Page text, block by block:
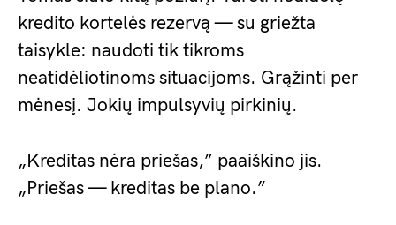
kredito kortelės rezervą — su griežta
taisykle: naudoti tik tikroms
neatidėliotinoms situacijoms. Grąžinti per
mėnesį. Jokių impulsyvių pirkinių.
„Kreditas nėra priešas,” paaiškino jis.
„Priešas — kreditas be plano.”